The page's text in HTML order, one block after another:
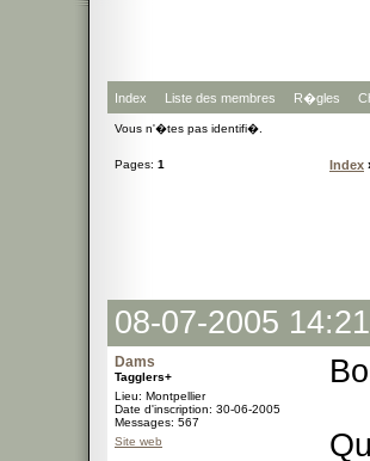
Index Liste des membres R�gles
Vous n'�tes pas identifi�.
Pages: 1 Index
08-07-2005
Dams
Tagglers+
Lieu: Montpellier
Date d'inscription: 30-06-2005
Messages: 567
Site web